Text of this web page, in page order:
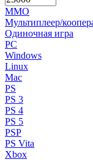
MMO
Мультиплеер/
Одиночная игра
PC
Windows
Linux
Mac
PS
PS 3
PS 4
PS 5
PSP
PS Vita
Xbox